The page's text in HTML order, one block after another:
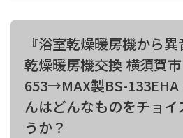
『浴室乾燥暖房機から
乾燥暖房機交換 横須賀
653→MAX製BS-133EHA
んはどんなものをチョイ
うか？